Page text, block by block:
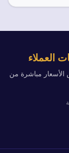
العملاء
مباشرة من